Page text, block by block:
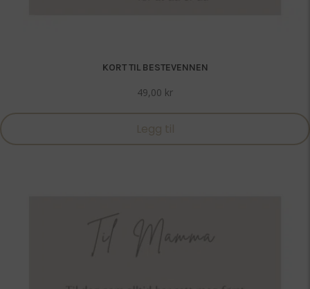
KORT TIL BESTEVENNEN
49,00 kr
Legg til